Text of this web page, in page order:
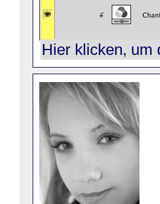
Hier klicken, um